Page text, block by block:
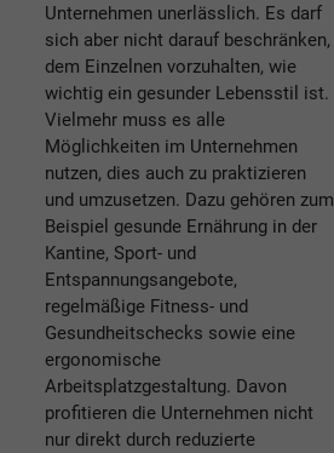
Unternehmen unerlässlich. Es darf
sich aber nicht darauf beschränken,
dem Einzelnen vorzuhalten, wie
wichtig ein gesunder Lebensstil ist.
Vielmehr muss es alle
Möglichkeiten im Unternehmen
nutzen, dies auch zu praktizieren
und umzusetzen. Dazu gehören zum
Beispiel gesunde Ernährung in der
Kantine, Sport- und
Entspannungsangebote,
regelmäßige Fitness- und
Gesundheitschecks sowie eine
ergonomische
Arbeitsplatzgestaltung. Davon
profitieren die Unternehmen nicht
nur direkt durch reduzierte